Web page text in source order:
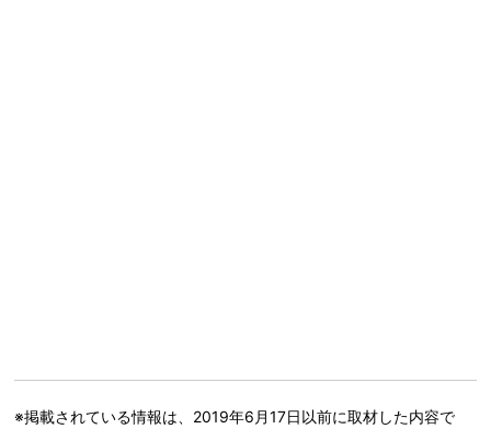
※掲載されている情報は、2019年6月17日以前に取材した内容で